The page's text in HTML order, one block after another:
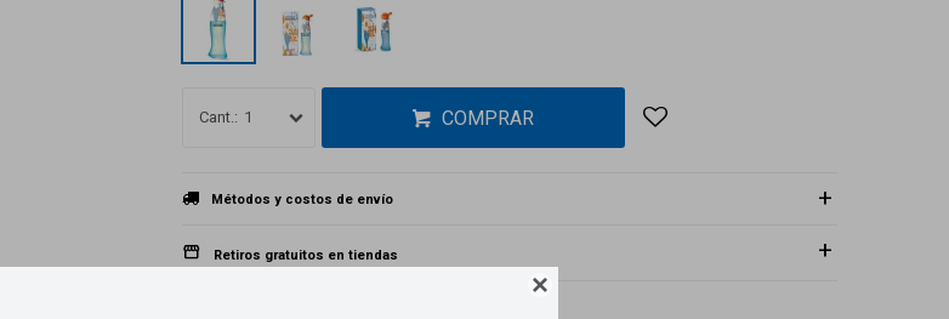

1 COMPRAR
Métodos y costos de envío
Retiros gratuitos en tiendas